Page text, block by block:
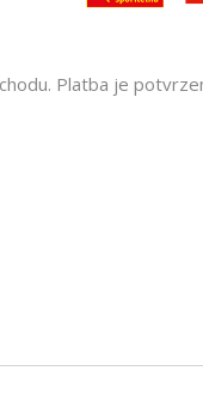
Platba je